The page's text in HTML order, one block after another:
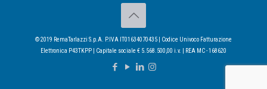
© 2019 RemaTarlazzi S.p.A. P.IVA IT01634070435 | Codice Univoco Fatturazione
Elettronica P43TKPP | Capitale sociale € 5.568.500,00 i.v. | REA MC - 168620